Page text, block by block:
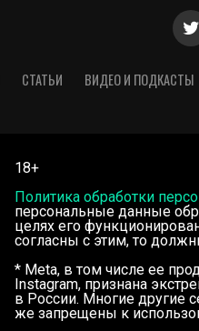
СТАТЬИ ВИДЕО И ПОДКАСТЫ
18+
Политика обработки
персональные данные
целях его
согласны с этим, то
* Meta, в том числе ее
Instagram, признана
в России. Многие другие
же запрещены к